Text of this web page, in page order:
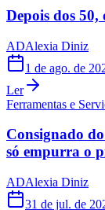
Depois dos
ADAlexia Diniz
1 de ago. de
Ler
Ferramentas e
Consignado
só empurra o
ADAlexia Diniz
31 de jul. de